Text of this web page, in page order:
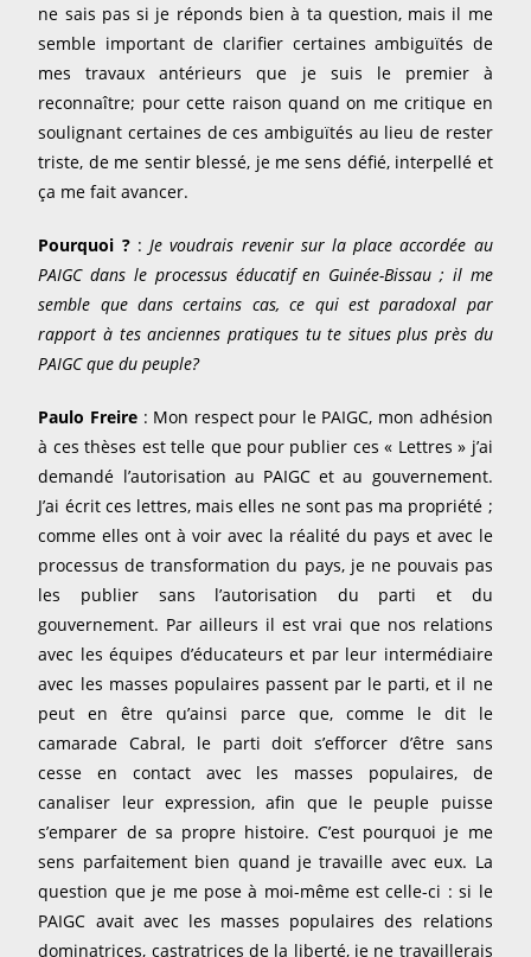
ne sais pas si je réponds bien à ta question, mais il me
semble important de clarifier certaines ambiguïtés de
mes travaux antérieurs que je suis le premier à
reconnaître; pour cette raison quand on me critique en
soulignant certaines de ces ambiguïtés au lieu de rester
triste, de me sentir blessé, je me sens défié, interpellé et
ça me fait avancer.
Pourquoi ?: Je voudrais revenir sur la place accordée au
PAIGC dans le processus éducatif en Guinée-Bissau ; il me
semble que dans certains cas, ce qui est paradoxal par
rapport à tes anciennes pratiques tu te situes plus près du
PAIGC que du peuple?
Paulo Freire: Mon respect pour le PAIGC, mon adhésion
à ces thèses est telle que pour publier ces « Lettres » j’ai
demandé l’autorisation au PAIGC et au gouvernement.
J’ai écrit ces lettres, mais elles ne sont pas ma propriété ;
comme elles ont à voir avec la réalité du pays et avec le
processus de transformation du pays, je ne pouvais pas
les publier sans l’autorisation du parti et du
gouvernement. Par ailleurs il est vrai que nos relations
avec les équipes d’éducateurs et par leur intermédiaire
avec les masses populaires passent par le parti, et il ne
peut en être qu’ainsi parce que, comme le dit le
camarade Cabral, le parti doit s’efforcer d’être sans
cesse en contact avec les masses populaires, de
canaliser leur expression, afin que le peuple puisse
s’emparer de sa propre histoire. C’est pourquoi je me
sens parfaitement bien quand je travaille avec eux. La
question que je me pose à moi-même est celle-ci : si le
PAIGC avait avec les masses populaires des relations
dominatrices, castratrices de la liberté, je ne travaillerais